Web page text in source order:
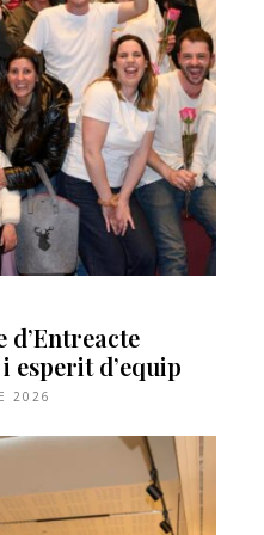
d’Entreacte
esperit d’equip
2026